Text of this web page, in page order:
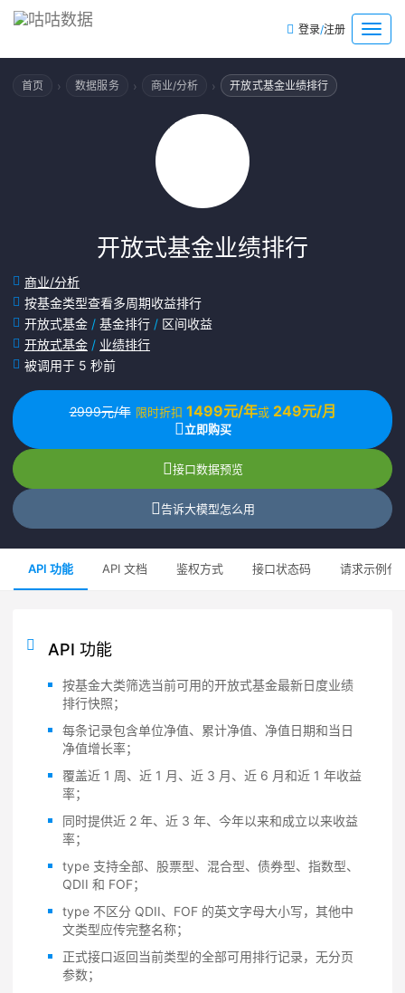
菜
单
登录/注册
首页 › 数据服务 › 商业/分析 › 开放式基金业绩排行
开放式基金业绩排行
商业/分析
按基金类型查看多周期收益排行
开放式基金 / 基金排行 / 区间收益
开放式基金 / 业绩排行
被调用于 5 秒前
2999元/年 限时折扣 1499元/年或 249元/月
立即购买
接口数据预览
告诉大模型怎么用
API 功能 API 文档 鉴权方式 接口状态码 请求示例代
API 功能
按基金大类筛选当前可用的开放式基金最新日度业绩
排行快照；
每条记录包含单位净值、累计净值、净值日期和当日
净值增长率；
覆盖近 1 周、近 1 月、近 3 月、近 6 月和近 1 年收益
率；
同时提供近 2 年、近 3 年、今年以来和成立以来收益
率；
type 支持全部、股票型、混合型、债券型、指数型、
QDII 和 FOF；
type 不区分 QDII、FOF 的英文字母大小写，其他中
文类型应传完整名称；
正式接口返回当前类型的全部可用排行记录，无分页
参数；